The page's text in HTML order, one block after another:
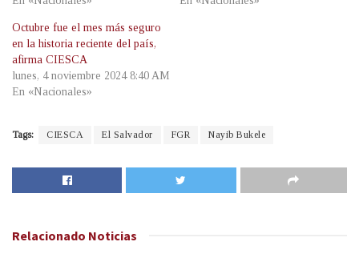
Octubre fue el mes más seguro
en la historia reciente del país,
afirma CIESCA
lunes, 4 noviembre 2024 8:40 AM
En «Nacionales»
Tags: CIESCA El Salvador FGR Nayib Bukele
Relacionado Noticias